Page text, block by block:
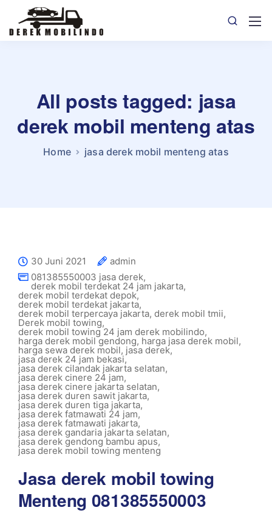
All posts tagged: jasa
derek mobil menteng atas
Home jasa derek mobil menteng atas
30 Juni 2021
admin
081385550003 jasa derek,
derek mobil terdekat 24 jam jakarta,
derek mobil terdekat depok,
derek mobil terdekat jakarta,
derek mobil terpercaya jakarta, derek mobil tmii,
Derek mobil towing,
derek mobil towing 24 jam derek mobilindo,
harga derek mobil gendong, harga jasa derek mobil,
harga sewa derek mobil, jasa derek,
jasa derek 24 jam bekasi,
jasa derek cilandak jakarta selatan,
jasa derek cinere 24 jam,
jasa derek cinere jakarta selatan,
jasa derek duren sawit jakarta,
jasa derek duren tiga jakarta,
jasa derek fatmawati 24 jam,
jasa derek fatmawati jakarta,
jasa derek gandaria jakarta selatan,
jasa derek gendong bambu apus,
jasa derek mobil towing menteng
Jasa derek mobil towing
Menteng 081385550003